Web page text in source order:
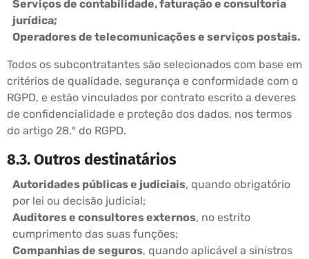
Serviços de contabilidade, faturação e consultoria
jurídica;
Operadores de telecomunicações e serviços postais.
Todos os subcontratantes são selecionados com base em
critérios de qualidade, segurança e conformidade com o
RGPD, e estão vinculados por contrato escrito a deveres
de confidencialidade e proteção dos dados, nos termos
do artigo 28.º do RGPD.
8.3. Outros destinatários
Autoridades públicas e judiciais, quando obrigatório
por lei ou decisão judicial;
Auditores e consultores externos, no estrito
cumprimento das suas funções;
Companhias de seguros, quando aplicável a sinistros